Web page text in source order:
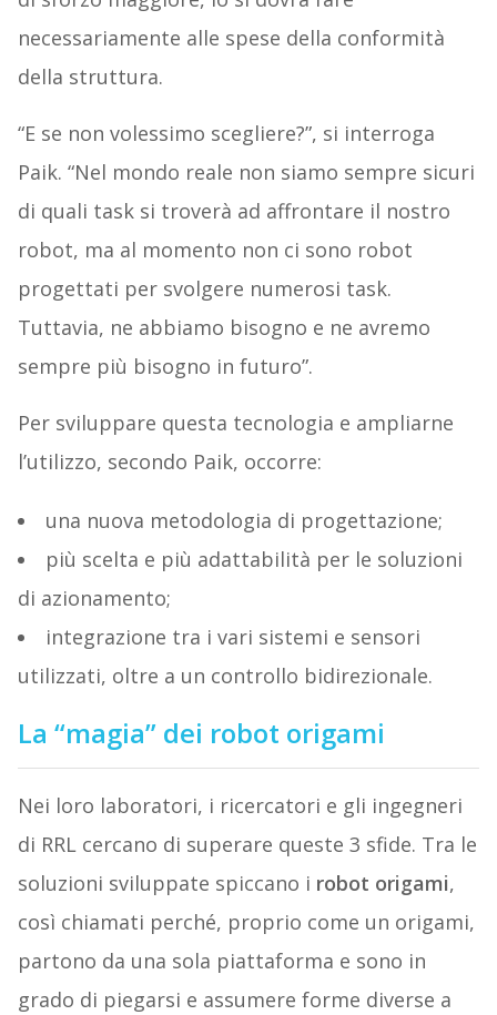
necessariamente alle spese della conformità
della struttura.
“E se non volessimo scegliere?”, si interroga
Paik. “Nel mondo reale non siamo sempre sicuri
di quali task si troverà ad affrontare il nostro
robot, ma al momento non ci sono robot
progettati per svolgere numerosi task.
Tuttavia, ne abbiamo bisogno e ne avremo
sempre più bisogno in futuro”.
Per sviluppare questa tecnologia e ampliarne
l’utilizzo, secondo Paik, occorre:
una nuova metodologia di progettazione;
più scelta e più adattabilità per le soluzioni
di azionamento;
integrazione tra i vari sistemi e sensori
utilizzati, oltre a un controllo bidirezionale.
La “magia” dei robot origami
Nei loro laboratori, i ricercatori e gli ingegneri
di RRL cercano di superare queste 3 sfide. Tra le
soluzioni sviluppate spiccano i robot origami,
così chiamati perché, proprio come un origami,
partono da una sola piattaforma e sono in
grado di piegarsi e assumere forme diverse a